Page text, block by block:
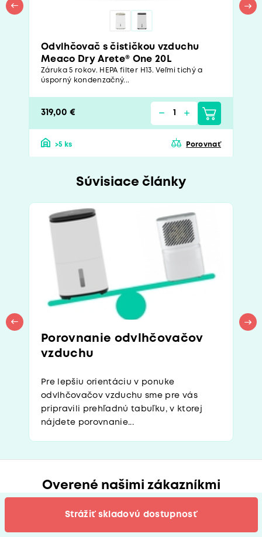
Odvlhčovač s čističkou vzduchu
Meaco Dry Arete® One 20L
Záruka 5 rokov. HEPA filter H13. Veľmi tichý a
úsporný kondenzačný...
319,00 €
>5 ks Porovnať
Súvisiace články
Porovnanie odvlhčovačov
vzduchu
Pre lepšiu orientáciu v ponuke
odvlhčovačov vzduchu sme pre vás
pripravili prehľadnú tabuľku, v ktorej
nájdete porovnanie...
Strážiť skladovú dostupnosť
Overené našimi zákazníkmi
e-shopu priamo na Heureke